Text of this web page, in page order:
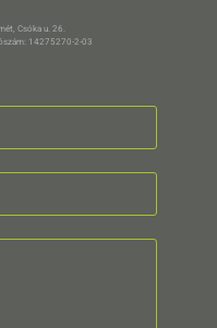
Csóka u. 26.
14275270-2-03